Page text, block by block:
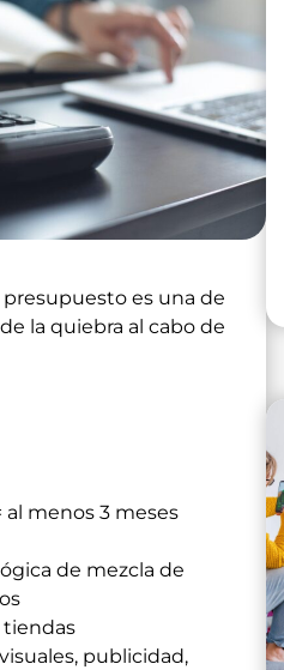
es una de
la quiebra al cabo de
al menos 3 meses
de mezcla de
publicidad,